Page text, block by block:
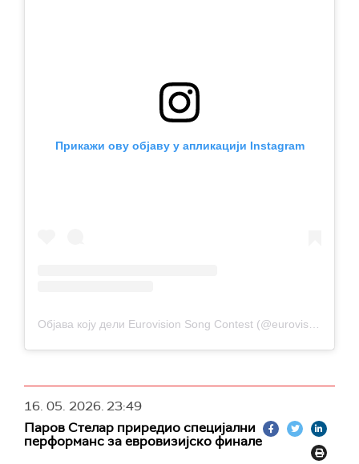
Прикажи ову објаву у апликацији Instagram
16. 05. 2026.23:49
Паров Стелар приредио специјални
перформанс за евровизијско финале